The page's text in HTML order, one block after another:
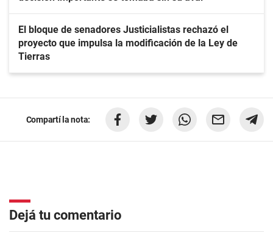
El bloque de senadores Justicialistas rechazó el
proyecto que impulsa la modificación de la Ley de
Tierras
Compartí la nota:
Dejá tu comentario